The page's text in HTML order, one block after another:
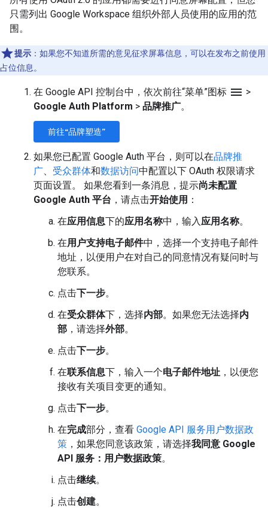
只需列出 Google Workspace 组织外部人员使用的应用的范
围。
提示 ：如果您不知道所需的意见征求屏幕信息，可以在发布之前使用
占位信息。
在 Google API 控制台中，依次前往“菜单”图标 menu >
Google Auth Platform > 品牌推广。
前往“品牌塑造”
如果您已配置 Google Auth 平台，则可以在品牌推
广
受众群体和数据访问中配置以下 OAuth 权限请求
页面设置。 如果您看到一条消息，提示尚未配置
Google Auth 平台 ，请点击开始使用 ：
在应用信息下的应用名称中，输入 应用名称。
在用户支持电子邮件中，选择一个支持电子邮件
地址，以便用户在对自己的同意情况有疑问时与
您联系。
点击下一步。
在受众群体下，选择内部。如果您无法选择内
部 ，请选择外部。
点击下一步。
在联系信息下，输入一个电子邮件地址 ，以便您
接收有关项目变更的通知。
点击下一步。
在完成部分，查看 Google API 服务用户数据政
策 ，如果您同意该政策，请选择我同意 Google
API 服务：用户数据政策。
点击继续。
点击创建。